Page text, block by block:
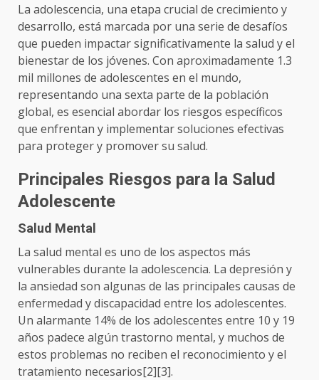
La adolescencia, una etapa crucial de crecimiento y
desarrollo, está marcada por una serie de desafíos
que pueden impactar significativamente la salud y el
bienestar de los jóvenes. Con aproximadamente 1.3
mil millones de adolescentes en el mundo,
representando una sexta parte de la población
global, es esencial abordar los riesgos específicos
que enfrentan y implementar soluciones efectivas
para proteger y promover su salud.
Principales Riesgos para la Salud
Adolescente
Salud Mental
La salud mental es uno de los aspectos más
vulnerables durante la adolescencia. La depresión y
la ansiedad son algunas de las principales causas de
enfermedad y discapacidad entre los adolescentes.
Un alarmante 14% de los adolescentes entre 10 y 19
años padece algún trastorno mental, y muchos de
estos problemas no reciben el reconocimiento y el
tratamiento necesarios[2][3].